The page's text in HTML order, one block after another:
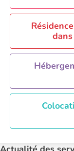
Recherche par